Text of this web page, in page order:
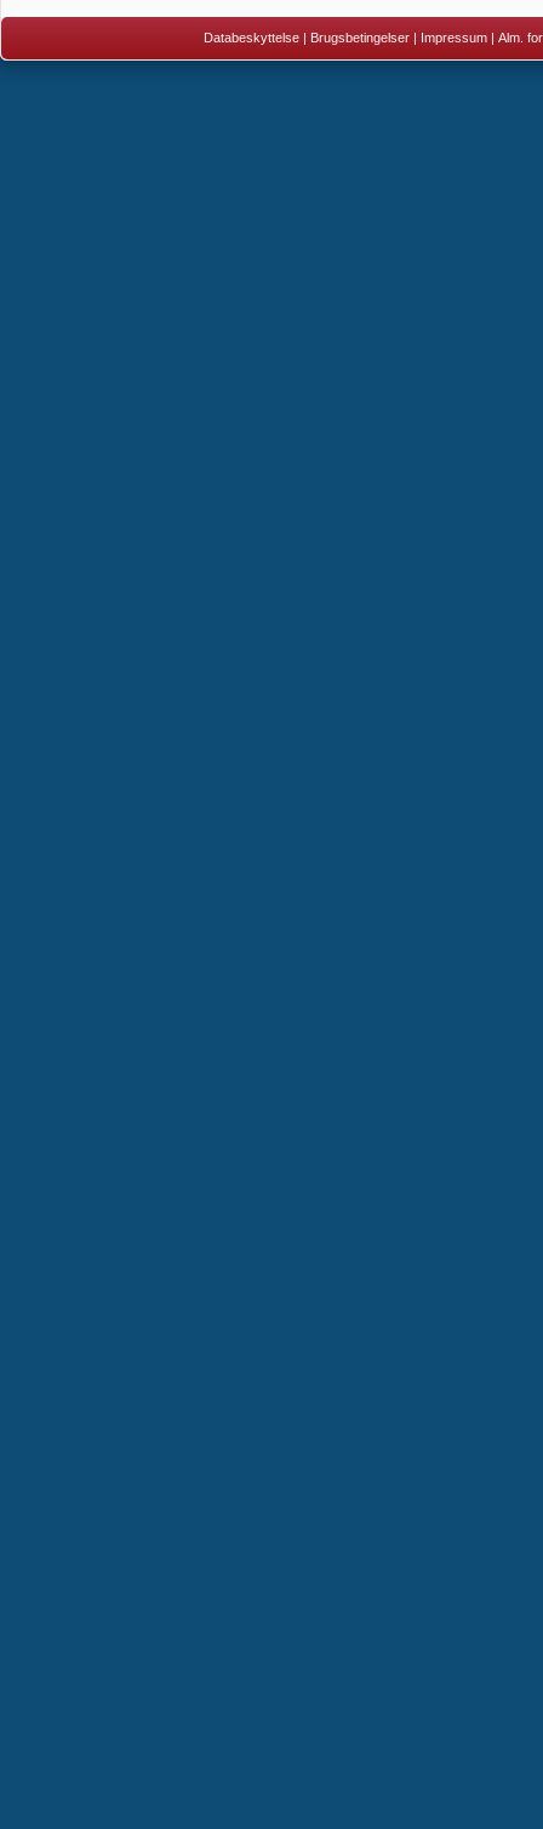
Databeskyttelse | Brugsbetingelser | Impressum | Alm.